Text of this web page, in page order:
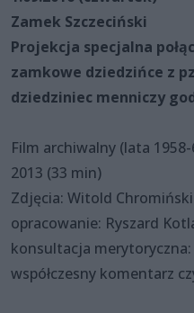
Zamek Szczeciński
Projekcja specjalna
zamkowe dziedzińce z
dziedziniec menniczy
Film archiwalny (lata
2013 (33 min)
Zdjęcia: Witold Chromiński
opracowanie: Ryszard
konsultacja
współczesny komentarz